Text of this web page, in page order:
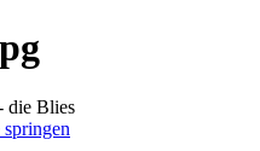
die Blies